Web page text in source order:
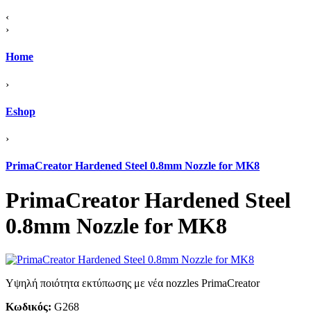
‹
›
Home
›
Eshop
›
PrimaCreator Hardened Steel 0.8mm Nozzle for MK8
PrimaCreator Hardened Steel
0.8mm Nozzle for MK8
Υψηλή ποιότητα εκτύπωσης με νέα nozzles PrimaCreator
Κωδικός: G268